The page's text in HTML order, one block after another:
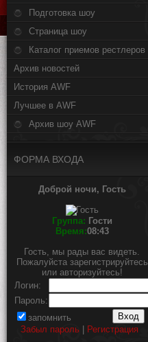
Подготовка шоу
Страница шоу
Каталог приемов рестлеров
Архив новостей
История AWF
Лучшее в AWF
Архив шоу AWF
ФОРМА ВХОДА
Доброй ночи, Гость
Группа: Гости
Время:08:43
Гость, мы рады вас видеть.
Пожалуйста зарегистрируйтесь
или авторизуйтесь!
Логин:
Пароль:
запомнить
Забыл пароль
Регистрация